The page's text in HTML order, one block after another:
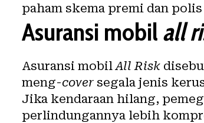
paham skema premi dan
Asuransi mobilall
Asuransi mobilAll Risk
meng-cover segala jenis
Jika kendaraan hilang,
perlindungannya lebih